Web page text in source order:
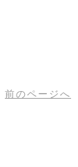
前のページへ